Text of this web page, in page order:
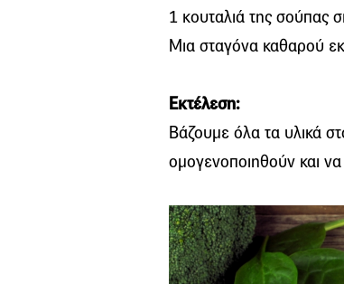
1 κουταλιά της σούπας
Μια σταγόνα καθαρού
Εκτέλεση:
Βάζουμε όλα τα υλικά
ομογενοποιηθούν και